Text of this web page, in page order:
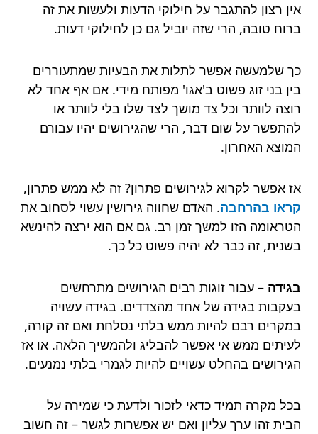
אין רצון להתגבר על חילוקי הדעות ולעשות את זה
ברוח טובה, הרי שזה יוביל גם כן לחילוקי דעות.
כך שלמעשה אפשר לתלות את הבעיות שמתעוררים
בין בני זוג פשוט ב'אגו' מפותח מידי. אם אף אחד לא
רוצה לוותר וכל צד מושך לצד שלו בלי לוותר או
להתפשר על שום דבר, הרי שהגירושים יהיו עבורם
המוצא האחרון.
אז אפשר לקרוא לגירושים פתרון? זה לא ממש פתרון,
קראו בהרחבה. האדם שחווה גירושין עשוי לסחוב את
הטראומה הזו למשך זמן רב. גם אם הוא ירצה להינשא
בשנית, זה כבר לא יהיה פשוט כל כך.
בגידה – עבור זוגות רבים הגירושים מתרחשים
בעקבות בגידה של אחד מהצדדים. בגידה עשויה
במקרים רבם להיות ממש בלתי נסלחת ואם זה קורה,
לעיתים ממש אי אפשר להבליג ולהמשיך הלאה. או אז
הגירושים בהחלט עשויים להיות לגמרי בלתי נמנעים.
בכל מקרה תמיד כדאי לזכור ולדעת כי שמירה על
הבית זהו ערך עליון ואם יש אפשרות לגשר – זה חשוב